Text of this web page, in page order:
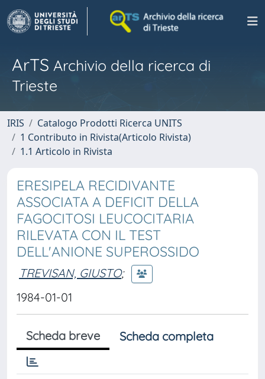
ArTS Archivio della ricerca di
Trieste
IRIS
Catalogo Prodotti Ricerca UNITS
1 Contributo in Rivista(Articolo Rivista)
1.1 Articolo in Rivista
ERESIPELA RECIDIVANTE
ASSOCIATA A DEFICIT DELLA
FAGOCITOSI LEUCOCITARIA
RILEVATA CON IL TEST
DELL'ANIONE SUPEROSSIDO
TREVISAN, GIUSTO;
1984-01-01
Scheda breve Scheda completa